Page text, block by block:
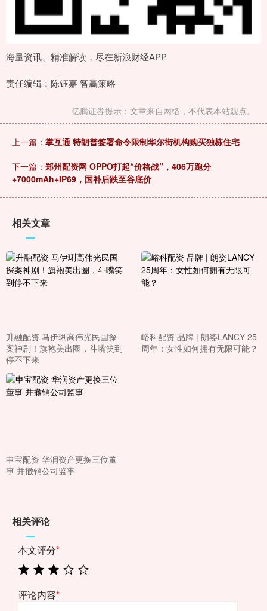
海量资讯、精准解读，尽在新浪财经APP
责任编辑：陈钰嘉 智赢策略
亿腾证券提示：文章来自网络，不代表本站观点。
上一篇： 掌互通 特朗普签署命令限制华尔街机构购买独栋住宅
下一篇： 郑州配资网 OPPO打起“价格战”，406万跑分
+7000mAh+IP69，国补后跌至谷底价
相关文章
升融配资 马伊琍高伟光民国探
案神剧！旗袍美出圈，斗嘴笑到
停不下来
峪科配资 品牌 | 朗姿LANCY 25
周年：女性如何拥有无限可能？
申宝配资 华润资产更换三位董
事 并撤销公司监事
相关评论
本文评分*
评论内容*